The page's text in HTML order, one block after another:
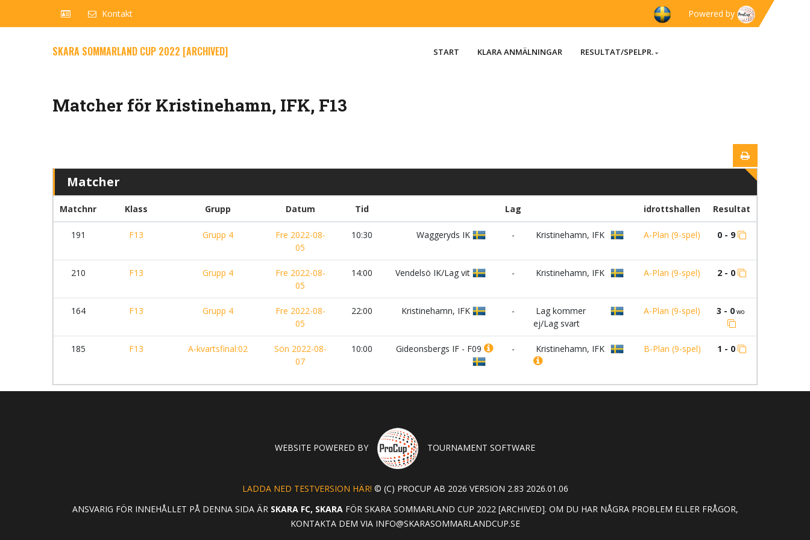
Kontakt Powered by
SKARA SOMMARLAND CUP 2022 [ARCHIVED] START KLARA ANMÄLNINGAR RESULTAT/SPELPR.
Matcher för Kristinehamn, IFK, F13
Matcher
Matchnr Klass Grupp Datum Tid Lag idrottshallen Resultat
191 F13 Grupp 4
Fre 2022-08-
05
10:30 Waggeryds IK - Kristinehamn, IFK A-Plan (9-spel) 0 - 9
210 F13 Grupp 4
Fre 2022-08-
05
14:00 Vendelsö IK/Lag vit - Kristinehamn, IFK A-Plan (9-spel) 2 - 0
164 F13 Grupp 4
Fre 2022-08-
05
22:00 Kristinehamn, IFK -
Lag kommer
ej/Lag svart
A-Plan (9-spel) 3 - 0 wo
185 F13 A-kvartsfinal:02
Sön 2022-08-
07
10:00 Gideonsbergs IF - F09 - Kristinehamn, IFK B-Plan (9-spel) 1 - 0
WEBSITE POWERED BY TOURNAMENT SOFTWARE
LADDA NED TESTVERSION HÄR! © (C) PROCUP AB 2026 VERSION 2.83 2026.01.06
ANSVARIG FÖR INNEHÅLLET PÅ DENNA SIDA ÄR SKARA FC, SKARAFÖR SKARA SOMMARLAND CUP 2022 [ARCHIVED]. OM DU HAR NÅGRA PROBLEM ELLER FRÅGOR,
KONTAKTA DEM VIA INFO@SKARASOMMARLANDCUP.SE